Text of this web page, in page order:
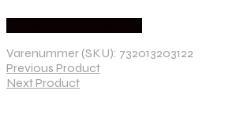
Varenummer (SKU): 732013203122
Previous Product
Next Product